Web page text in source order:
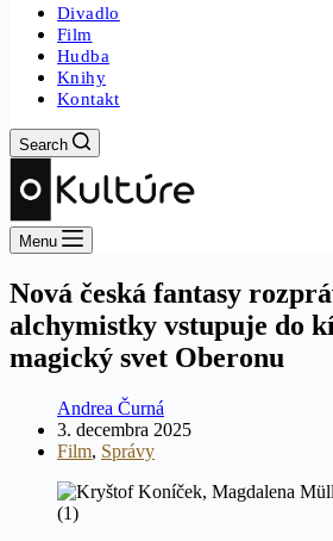
Divadlo
Film
Hudba
Knihy
Kontakt
Search
Menu
Nová česká fantasy
alchymistky vstupuje do
magický svet Oberonu
Andrea Čurná
3. decembra 2025
Film, Správy